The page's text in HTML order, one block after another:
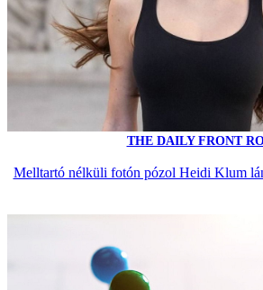
THE DAILY FRONT
Melltartó nélküli fotón pózol Heidi Klum